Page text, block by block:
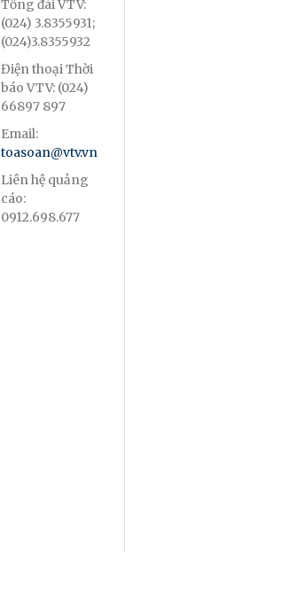
Tổng đài VTV:
(024) 3.8355931;
(024)3.8355932
Điện thoại Thời
báo VTV: (024)
66897 897
Email:
toasoan@vtv.vn
Liên hệ quảng
cáo:
0912.698.677